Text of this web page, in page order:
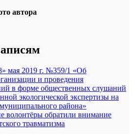
автора
2019 г. №359/1 «Об
и проведения
в форме общественных слушаний
экологической экспертизы на
района»
волонтёры обратили внимание
травматизма